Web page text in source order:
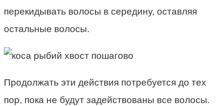
перекидывать волосы в середину, оставляя
остальные волосы.
Продолжать эти действия потребуется до тех
пор, пока не будут задействованы все волосы.